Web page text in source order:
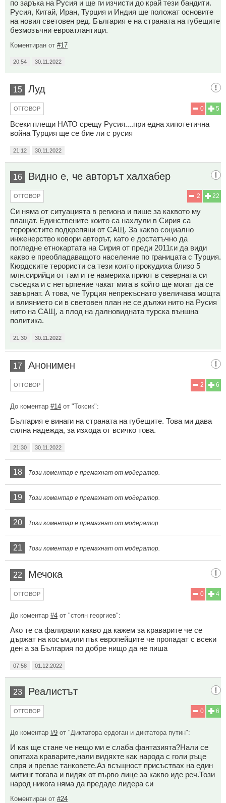
по заръка на Русия и ще ги изчисти до край тези бандити.
Русия, Китай, Иран, Турция и Индия ще положат основите
на новия световен ред. България е на страната на губещите
безмозъчни евроатлантици.
Коментиран от #17
20:54 30.11.2022
15 Луд
5
0
ОТГОВОР
Всеки плещи НАТО срещу Русия....при една хипотетична
война Турция ще се бие ли с русия
21:12 30.11.2022
16 Видно е, че авторът халхабер
22
2
ОТГОВОР
Си няма от ситуацията в региона и пише за каквото му
плащат. Единствените които са нахлули в Сирия са
терористите подкрепяни от САЩ. За какво социално
инженерство ковори авторът, като е достатъчно да
погледне етнокартата на Сирия от преди 2011г.и да види
какво е преобладаващото население по границата с Турция.
Кюрдските терористи са тези които прокудиха близо 5
млн.сирийци от там и те намериха приют в северната си
съседка и с нетърпение чакат мига в който ще могат да се
завърнат. А това, че Турция непрекъснато увеличава мощта
и влиянието си в световен план не се дължи нито на Русия
нито на САЩ, а плод на далновидната турска външна
политика.
21:30 30.11.2022
17 Анонимен
6
2
ОТГОВОР
До коментар #14 от "Токсик":
България е винаги на страната на губещите. Това ми дава
силна надежда, за изхода от всичко това.
21:30 30.11.2022
18 Този коментар е премахнат от модератор.
19 Този коментар е премахнат от модератор.
20 Този коментар е премахнат от модератор.
21 Този коментар е премахнат от модератор.
22 Мечока
4
0
ОТГОВОР
До коментар #4 от "стоян георгиев":
Ако те са фалирали какво да кажем за краварите че се
държат на косъм,или пък европейците че пропадат с всеки
ден а за България по добре нищо да не пиша
07:58 01.12.2022
23 Реалистът
6
0
ОТГОВОР
До коментар #9 от "Диктатора ердоган и диктатора путин":
И как ще стане че нещо ми е слаба фантазията?Нали се
опитаха краварите,нали видяхте как народа с голи ръце
спря и превзе танковете.Аз всъщност присъствах на един
митинг тогава и видях от първо лице за какво иде реч.Този
народ никога няма да предаде лидера си
Коментиран от #24